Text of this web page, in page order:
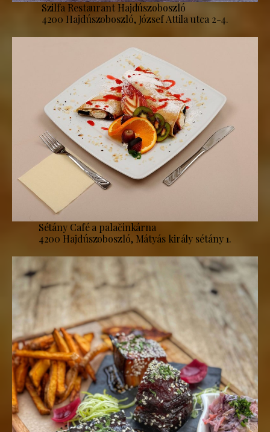
Szilfa Restaurant Hajdúszoboszló
4200 Hajdúszoboszló, József Attila utca 2-4.
Sétány Café a palačinkárna
4200 Hajdúszoboszló, Mátyás király sétány 1.